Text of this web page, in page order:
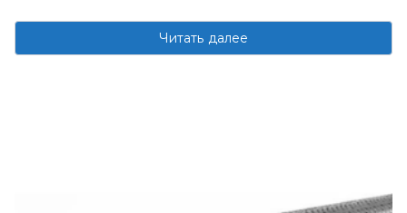
Читать далее